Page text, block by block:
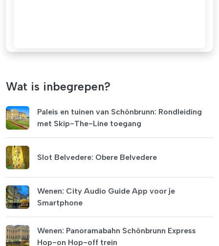
Wat is inbegrepen?
Paleis en tuinen van Schönbrunn: Rondleiding
met Skip-The-Line toegang
Slot Belvedere: Obere Belvedere
Wenen: City Audio Guide App voor je
Smartphone
Wenen: Panoramabahn Schönbrunn Express
Hop-on Hop-off trein